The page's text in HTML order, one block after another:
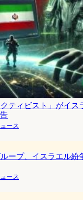
ティビスト」がイス
ース
ープ、イスラエル紛
ース